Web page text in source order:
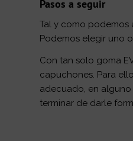
Pasos a seguir
Tal y como podemos
Podemos elegir uno
Con tan solo goma
capuchones. Para
adecuado, en alguno
terminar de darle